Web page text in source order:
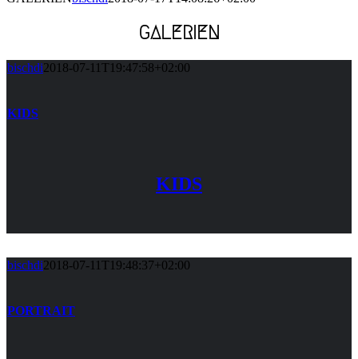
GALERIEN
bischdi2018-07-11T19:47:58+02:00
KIDS
KIDS
bischdi2018-07-11T19:48:37+02:00
PORTRAIT